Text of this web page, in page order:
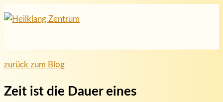
Inhalt
Hauptmenü
zurück zum Blog
Zeit ist die Dauer eines